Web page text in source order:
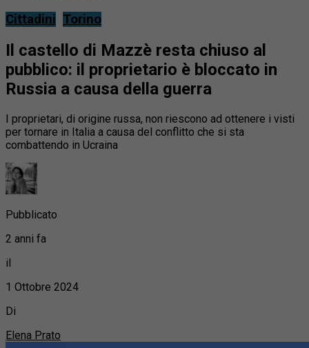
Cittadini Torino
Il castello di Mazzè resta chiuso al
pubblico: il proprietario è bloccato in
Russia a causa della guerra
I proprietari, di origine russa, non riescono ad ottenere i visti
per tornare in Italia a causa del conflitto che si sta
combattendo in Ucraina
Pubblicato
2 anni fa
il
1 Ottobre 2024
Di
Elena Prato